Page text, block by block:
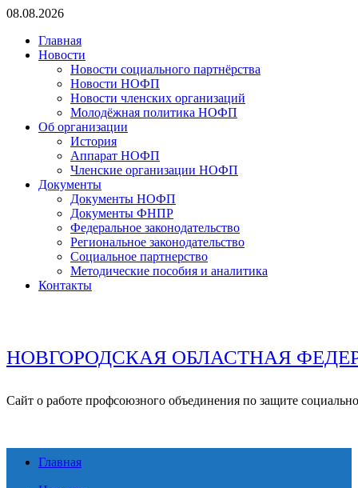
Перейти
содержимому
08.08.2026
Главная
Новости
Новости социального партнёрства
Новости НОФП
Новости членских организаций
Молодёжная политика НОФП
Об организации
История
Аппарат НОФП
Членские организации НОФП
Документы
Документы НОФП
Документы ФНПР
Федеральное законодательство
Региональное законодательство
Социальное партнерство
Методические пособия и аналитика
Контакты
НОВГОРОДСКАЯ ОБЛАСТНАЯ
Сайт о работе профсоюзного объединения по защите
Главная